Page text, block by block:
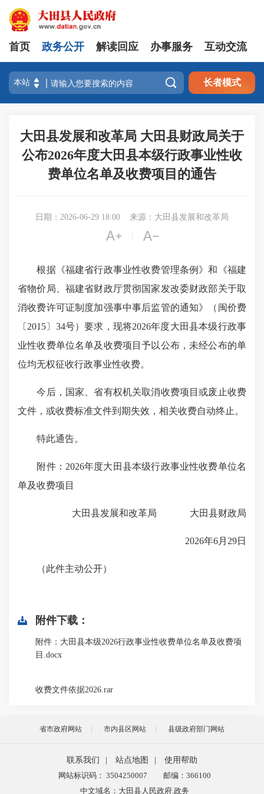
首页 政务公开 解读回应 办事服务 互动交流
 长者模式
大田县发展和改革局 大田县财政局关于
公布2026年度大田县本级行政事业性收
费单位名单及收费项目的通告
日期：2026-06-29 18:00 来源：大田县发展和改革局
 
根据《福建省行政事业性收费管理条例》和《福建
省物价局、福建省财政厅贯彻国家发改委财政部关于取
消收费许可证制度加强事中事后监管的通知》（闽价费
〔2015〕34号）要求，现将2026年度大田县本级行政事
业性收费单位名单及收费项目予以公布，未经公布的单
位均无权征收行政事业性收费。
今后，国家、省有权机关取消收费项目或废止收费
文件，或收费标准文件到期失效，相关收费自动终止。
特此通告。
附件：2026年度大田县本级行政事业性收费单位名
单及收费项目
大田县发展和改革局 大田县财政局
2026年6月29日
（此件主动公开）
附件下载：
附件：大田县本级2026行政事业性收费单位名单及收费项
目.docx
收费文件依据2026.rar
省市政府网站 市内县区网站 县级政府部门网站
联系我们 站点地图
使用帮助
网站标识码： 3504250007
邮编：366100
中文域名：大田县人民政府.政务